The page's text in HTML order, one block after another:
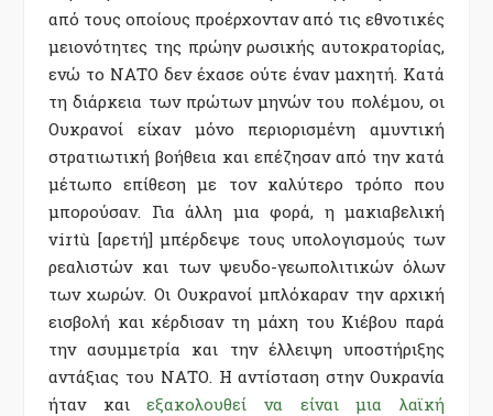
από τους οποίους προέρχονταν από τις εθνοτικές
μειονότητες της πρώην ρωσικής αυτοκρατορίας,
ενώ το ΝΑΤΟ δεν έχασε ούτε έναν μαχητή. Κατά
τη διάρκεια των πρώτων μηνών του πολέμου, οι
Ουκρανοί είχαν μόνο περιορισμένη αμυντική
στρατιωτική βοήθεια και επέζησαν από την κατά
μέτωπο επίθεση με τον καλύτερο τρόπο που
μπορούσαν. Για άλλη μια φορά, η μακιαβελική
virtù [αρετή] μπέρδεψε τους υπολογισμούς των
ρεαλιστών και των ψευδο-γεωπολιτικών όλων
των χωρών. Οι Ουκρανοί μπλόκαραν την αρχική
εισβολή και κέρδισαν τη μάχη του Κιέβου παρά
την ασυμμετρία και την έλλειψη υποστήριξης
αντάξιας του ΝΑΤΟ. Η αντίσταση στην Ουκρανία
ήταν καιεξακολουθεί να είναι μια λαϊκή